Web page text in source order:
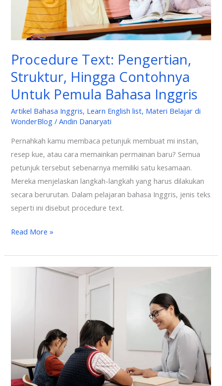
Procedure Text: Pengertian,
Struktur, Hingga Contohnya
Untuk Pemula Bahasa Inggris
Artikel Bahasa Inggris, Learn English list, Materi Belajar di
WonderBlog /Andin Danaryati
Pernahkah kamu membaca petunjuk membuat mi instan,
resep kue, atau cara memainkan permainan baru? Semua
petunjuk tersebut sebenarnya memiliki satu kesamaan.
Mereka menjelaskan langkah-langkah yang harus dilakukan
secara berurutan. Dalam pelajaran bahasa Inggris, jenis teks
seperti ini disebut procedure text.
Pemula
Bahasa
Inggris
Read More »
Bagaimana
Mandarin?
Yuk,
Belajar